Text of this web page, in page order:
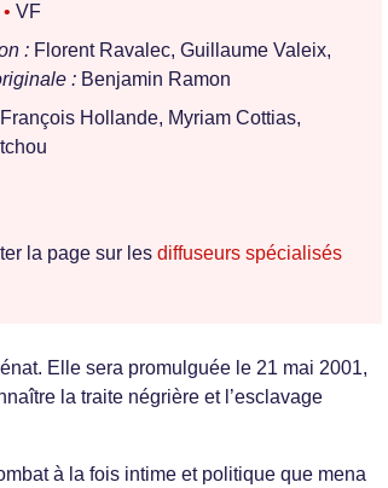
• VF
: Florent Ravalec, Guillaume Valeix,
: Benjamin Ramon
Hollande, Myriam Cottias,
la page sur les diffuseurs spécialisés
Elle sera promulguée le 21 mai 2001,
la traite négrière et l’esclavage
à la fois intime et politique que mena